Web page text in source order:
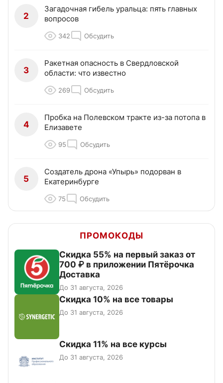
2
Загадочная гибель уральца: пять главных
вопросов
342 Обсудить
3
Ракетная опасность в Свердловской
области: что известно
269 Обсудить
4
Пробка на Полевском тракте из-за потопа в
Елизавете
95 Обсудить
5
Создатель дрона «Упырь» подорван в
Екатеринбурге
75 Обсудить
ПРОМОКОДЫ
Скидка 55% на первый заказ от
700 ₽ в приложении Пятёрочка
Доставка
До 31 августа, 2026
Скидка 10% на все товары
До 31 августа, 2026
Скидка 11% на все курсы
До 31 августа, 2026